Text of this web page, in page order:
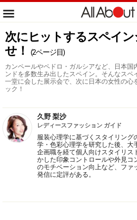
次にヒットするスペイ
せ！
(2ページ目)
カンペールやペドロ・ガルシアなど、日本国
ンドを多数生み出したスペイン。そんなスペ
一堂に会した展示会で、次に日本の女性の心
ック！
久野 梨沙
レディースファッション ガイド
服装心理学に基づくスタイリング
学・色彩心理学を研究した後、大
企画職を経て個人向けスタイリス
かした印象コントロールや外見コ
のモチベーション向上など、ファ
発信に定評がある。